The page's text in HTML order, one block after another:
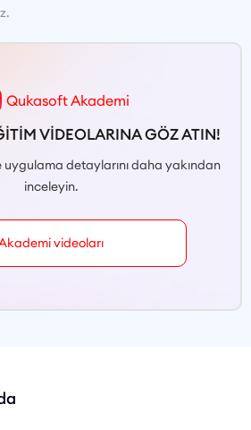
Qukasoft Akademi
VİDEOLARINA GÖZ ATIN!
uygulama detaylarını daha yakından
inceleyin.
videoları